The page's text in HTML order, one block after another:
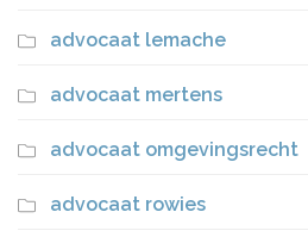
advocaat lemache
advocaat mertens
advocaat omgevingsrecht
advocaat rowies